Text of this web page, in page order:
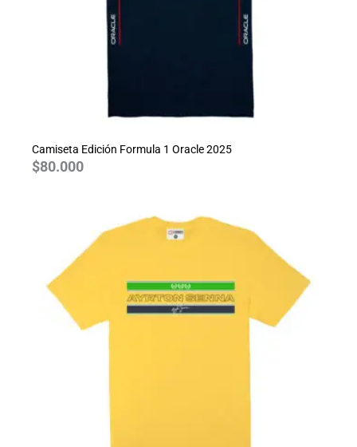
Camiseta Edición Formula 1 Oracle 2025
$80.000